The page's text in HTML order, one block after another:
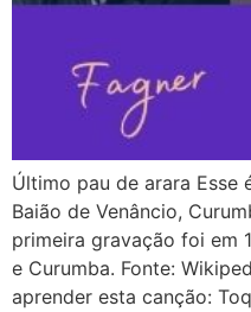
Último pau de arara Esse
Baião de Venâncio,
primeira gravação foi em
e Curumba. Fonte:
aprender esta canção: